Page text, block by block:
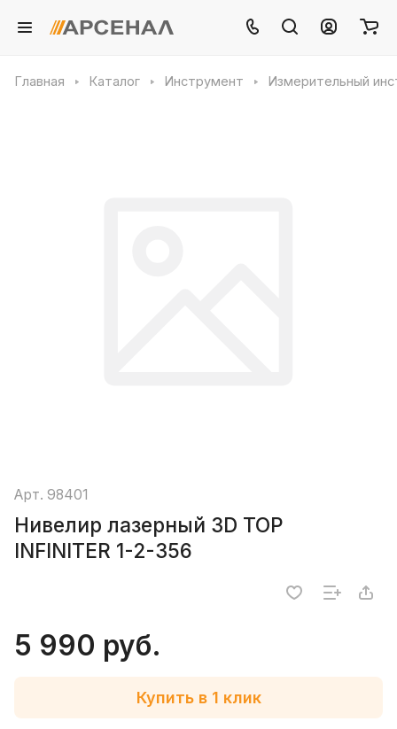
Главная Каталог Инструмент Измерительный
Арт. 98401
Нивелир лазерный 3D TOP
INFINITER 1-2-356
5 990 руб.
Купить в 1 клик